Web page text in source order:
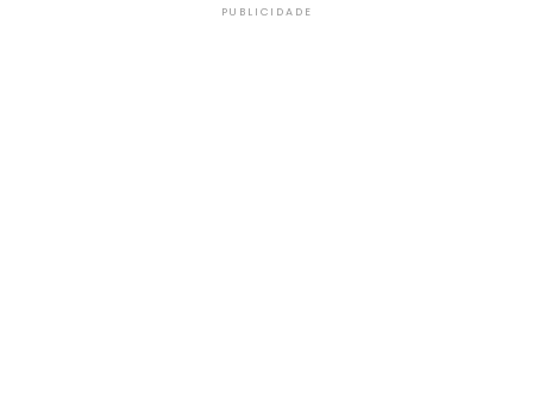
PUBLICIDADE